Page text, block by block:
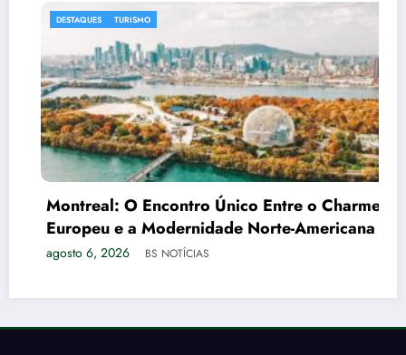
TURISMO
O Encontro Único Entre o Charme
e a Modernidade Norte-Americana
6, 2026 BS NOTÍCIAS